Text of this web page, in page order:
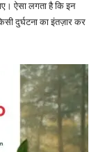
ऐसा लगता है कि इन
दुर्घटना का इंतज़ार कर